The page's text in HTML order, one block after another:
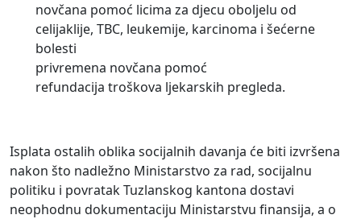
novčana pomoć licima za djecu oboljelu od
celijaklije, TBC, leukemije, karcinoma i šećerne
bolesti
privremena novčana pomoć
refundacija troškova ljekarskih pregleda.
Isplata ostalih oblika socijalnih davanja će biti izvršena
nakon što nadležno Ministarstvo za rad, socijalnu
politiku i povratak Tuzlanskog kantona dostavi
neophodnu dokumentaciju Ministarstvu finansija, a o